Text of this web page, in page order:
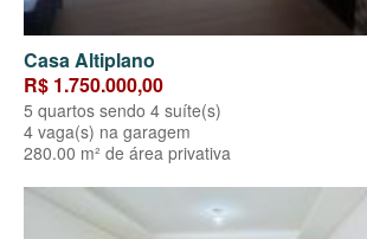
Casa Altiplano
R$ 1.750.000,00
5 quartos sendo 4 suíte(s)
4 vaga(s) na garagem
280.00 m² de área privativa